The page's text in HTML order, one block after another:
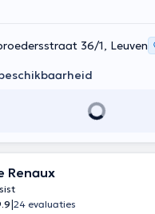
36/1, Leuven
Renaux
|24 evaluaties